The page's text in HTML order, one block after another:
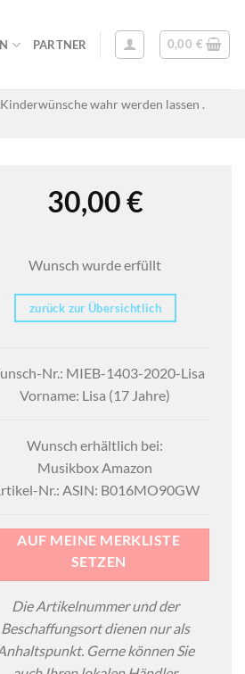
PARTNER 0,00 €
wahr werden lassen .
30,00€
Wunsch wurde erfüllt
zurück zur Übersichtlich
Nr.: MIEB-1403-2020-Lisa
Vorname: Lisa (17 Jahre)
Wunsch erhältlich bei:
Musikbox Amazon
Nr.: ASIN: B016MO90GW
AUF MEINE MERKLISTE
SETZEN
Die Artikelnummer und der
Beschaffungsort dienen nur als
Gerne können Sie